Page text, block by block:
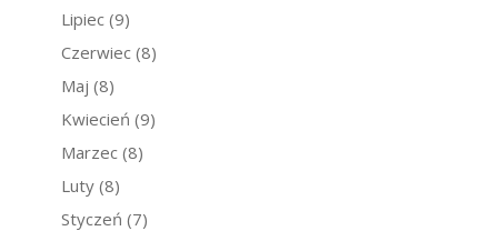
Lipiec (9)
Czerwiec (8)
Maj (8)
Kwiecień (9)
Marzec (8)
Luty (8)
Styczeń (7)